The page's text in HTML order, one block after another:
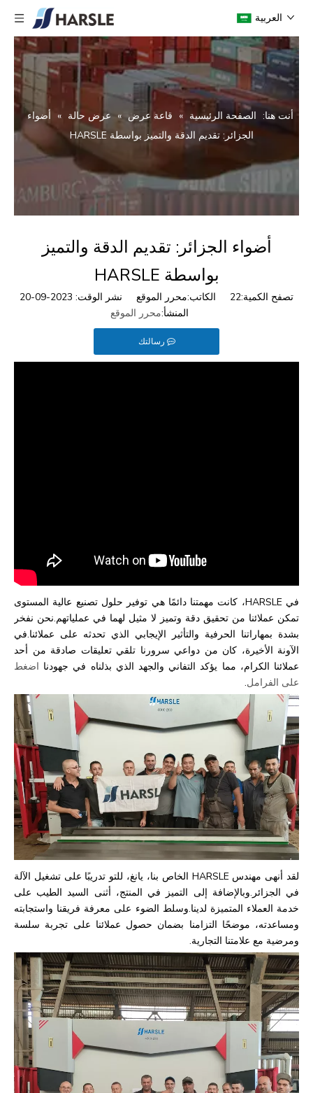
العربية
أنت هنا: الصفحة الرئيسية » قاعة عرض » عرض حالة » أضواء
الجزائر: تقديم الدقة والتميز بواسطة HARSLE
أضواء الجزائر: تقديم الدقة والتميز
بواسطة HARSLE
تصفح الكمية:22
الكاتب:محرر الموقع نشر الوقت: 2023-09-20
المنشأ:محرر الموقع
رسالتك
في HARSLE، كانت مهمتنا دائمًا هي توفير حلول تصنيع عالية المستوى
تمكن عملائنا من تحقيق دقة وتميز لا مثيل لهما في عملياتهم.نحن نفخر
بشدة بمهاراتنا الحرفية والتأثير الإيجابي الذي تحدثه على عملائنا.في
الآونة الأخيرة، كان من دواعي سرورنا تلقي تعليقات صادقة من أحد
عملائنا الكرام، مما يؤكد التفاني والجهد الذي بذلناه في جهودنا اضغط
على الفرامل.
لقد أنهى مهندس HARSLE الخاص بنا، يانغ، للتو تدريبًا على تشغيل الآلة
في الجزائر.وبالإضافة إلى التميز في المنتج، أثنى السيد الطيب على
خدمة العملاء المتميزة لدينا.وسلط الضوء على معرفة فريقنا واستجابته
ومساعدته، موضحًا التزامنا بضمان حصول عملائنا على تجربة سلسة
ومرضية مع علامتنا التجارية.